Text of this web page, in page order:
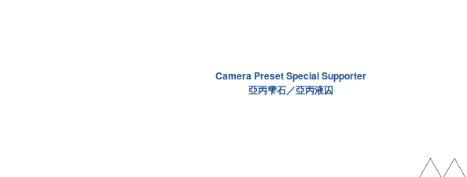
Camera Preset Special Supporter
亞丙雫石／亞丙液囚